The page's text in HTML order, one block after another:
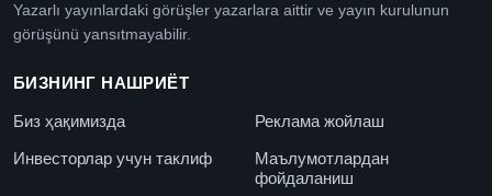
Yazarlı yayınlardaki görüşler yazarlara aittir ve yayın kurulunun
görüşünü yansıtmayabilir.
БИЗНИНГ НАШРИЁТ
Биз ҳақимизда
Реклама жойлаш
Инвесторлар учун таклиф
Маълумотлардан
фойдаланиш